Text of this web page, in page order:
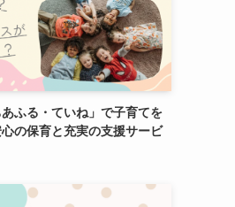
ふる・ていね」で子育てを
の保育と充実の支援サービ